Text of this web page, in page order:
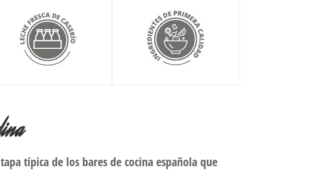
típica de los bares de cocina española que